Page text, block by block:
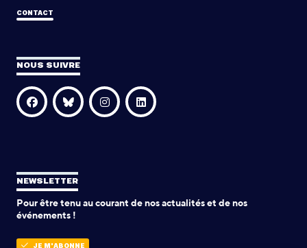
CONTACT
NOUS SUIVRE
NEWSLETTER
Pour être tenu au courant de nos actualités et de nos
événements !
JE M'ABONNE